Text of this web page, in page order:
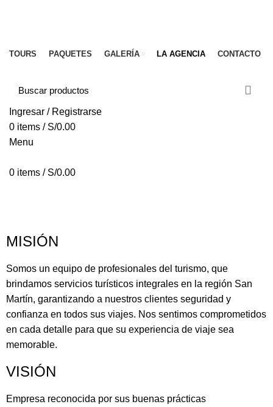
TOURS PAQUETES GALERÍA LA AGENCIA CONTACTO
Ingresar / Registrarse
0 items / S/0.00
Menu
0 items / S/0.00
MISIÓN
Somos un equipo de profesionales del turismo, que
brindamos servicios turísticos integrales en la región San
Martín, garantizando a nuestros clientes seguridad y
confianza en todos sus viajes. Nos sentimos comprometidos
en cada detalle para que su experiencia de viaje sea
memorable.
VISIÓN
Empresa reconocida por sus buenas prácticas